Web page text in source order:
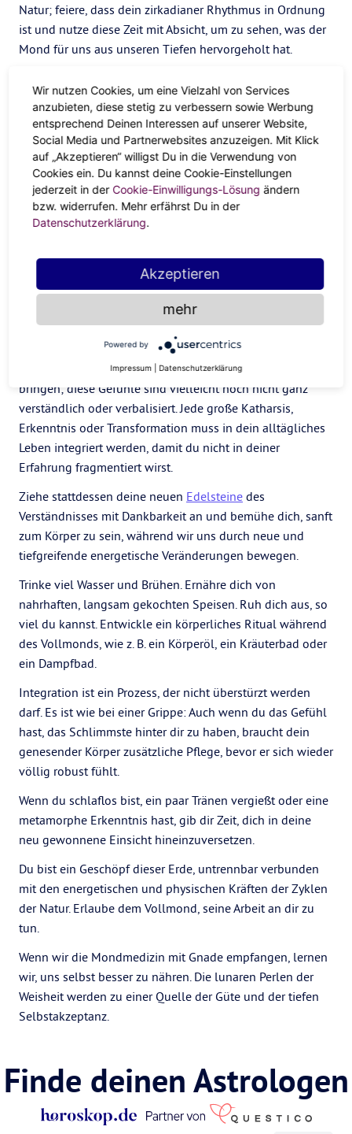
Natur; feiere, dass dein zirkadianer Rhythmus in Ordnung
ist und nutze diese Zeit mit Absicht, um zu sehen, was der
Mond für uns aus unseren Tiefen hervorgeholt hat.
schlafen kannst, zieh dir einen bequemen Bademantel an
und koche dir einen entspannenden Tee wie Baldrian,
Lavendel oder Kamille. Nutze die Zeit, in der du schlafen
würdest, um zu meditieren, Tagebuch zu führen, Aquarelle
zu malen oder dir Vorsätze zu setzen.
Wenn ich während eines Vollmond-Zyklus erwache, sehe
ich das oft als freudige Synchronizität: Jetzt ist die Zeit, um
Alltagsaktivitäten beiseite geschoben wird. Mitten in der
Nacht gibt es nichts anderes zu tun, als ganz bei unseren
Diese Mondphase kann Licht in die schattigen Bereiche
bringen; diese Gefühle sind vielleicht noch nicht ganz
verständlich oder verbalisiert. Jede große Katharsis,
Erkenntnis oder Transformation muss in dein alltägliches
Leben integriert werden, damit du nicht in deiner
Erfahrung fragmentiert wirst.
Ziehe stattdessen deine neuen Edelsteine des
Verständnisses mit Dankbarkeit an und bemühe dich, sanft
zum Körper zu sein, während wir uns durch neue und
tiefgreifende energetische Veränderungen bewegen.
Trinke viel Wasser und Brühen. Ernähre dich von
nahrhaften, langsam gekochten Speisen. Ruh dich aus, so
viel du kannst. Entwickle ein körperliches Ritual während
des Vollmonds, wie z. B. ein Körperöl, ein Kräuterbad oder
ein Dampfbad.
Integration ist ein Prozess, der nicht überstürzt werden
darf. Es ist wie bei einer Grippe: Auch wenn du das Gefühl
hast, das Schlimmste hinter dir zu haben, braucht dein
genesender Körper zusätzliche Pflege, bevor er sich wieder
völlig robust fühlt.
Wenn du schlaflos bist, ein paar Tränen vergießt oder eine
metamorphe Erkenntnis hast, gib dir Zeit, dich in deine
neu gewonnene Einsicht hineinzuversetzen.
Du bist ein Geschöpf dieser Erde, untrennbar verbunden
mit den energetischen und physischen Kräften der Zyklen
der Natur. Erlaube dem Vollmond, seine Arbeit an dir zu
tun.
Wenn wir die Mondmedizin mit Gnade empfangen, lernen
wir, uns selbst besser zu nähren. Die lunaren Perlen der
Weisheit werden zu einer Quelle der Güte und der tiefen
Selbstakzeptanz.
Finde deinen Astrologen
Wir nutzen Cookies, um eine Vielzahl von Services
anzubieten, diese stetig zu verbessern sowie Werbung
entsprechend Deinen Interessen auf unserer Website,
Social Media und Partnerwebsites anzuzeigen. Mit Klick
auf „Akzeptieren“ willigst Du in die Verwendung von
Cookies ein. Du kannst deine Cookie-Einstellungen
jederzeit in der Cookie-Einwilligungs-Lösung ändern
bzw. widerrufen. Mehr erfährst Du in der
Datenschutzerklärung.
Akzeptieren
mehr
Powered by
Impressum Datenschutzerklärung